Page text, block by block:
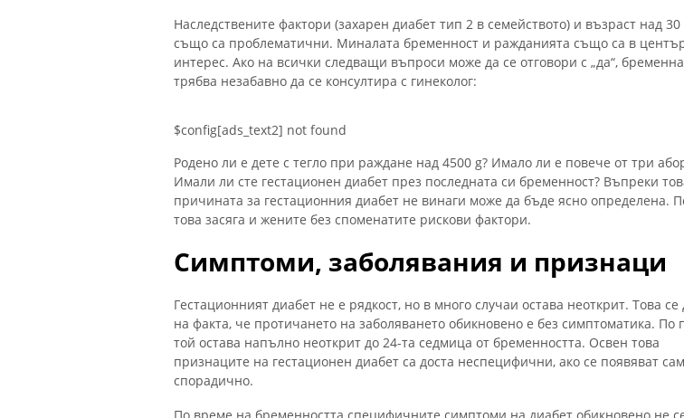
Наследствените фактори (захарен диабет тип 2 в семейството) и възраст над 30
също са проблематични. Миналата бременност и ражданията също са в
интерес. Ако на всички следващи въпроси може да се отговори с „да“,
трябва незабавно да се консултира с гинеколог:
$config[ads_text2] not found
Родено ли е дете с тегло при раждане над 4500 g? Имало ли е повече от три
Имали ли сте гестационен диабет през последната си бременност? Въпреки
причината за гестационния диабет не винаги може да бъде ясно определена.
това засяга и жените без споменатите рискови фактори.
Симптоми, заболявания и признаци
Гестационният диабет не е рядкост, но в много случаи остава неоткрит. Това
на факта, че протичането на заболяването обикновено е без симптоматика. По
той остава напълно неоткрит до 24-та седмица от бременността. Освен това
признаците на гестационен диабет са доста неспецифични, ако се появяват
спорадично.
По време на бременността специфичните симптоми на диабет обикновено не